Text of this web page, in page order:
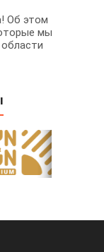
Об этом
мы